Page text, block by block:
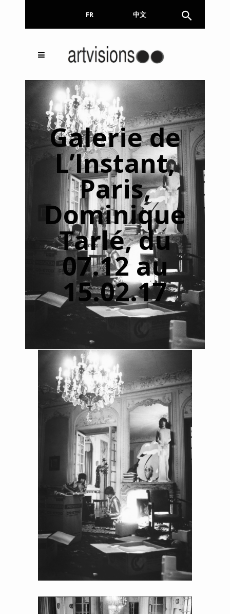
FR 中文
Galerie de
L’Instant,
Paris,
Dominique
Tarlé, du
07.12 au
15.02.17
Inscrivez-vous à notre
Newsletter !
En continuant, vous acceptez de nous communiquer
votre adresse email pour l’envoi de la Newsletter. En
aucun cas elle ne sera transmise à un tiers.